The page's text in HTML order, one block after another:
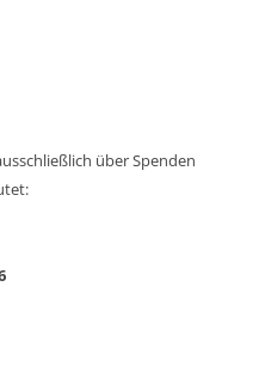
über Spenden